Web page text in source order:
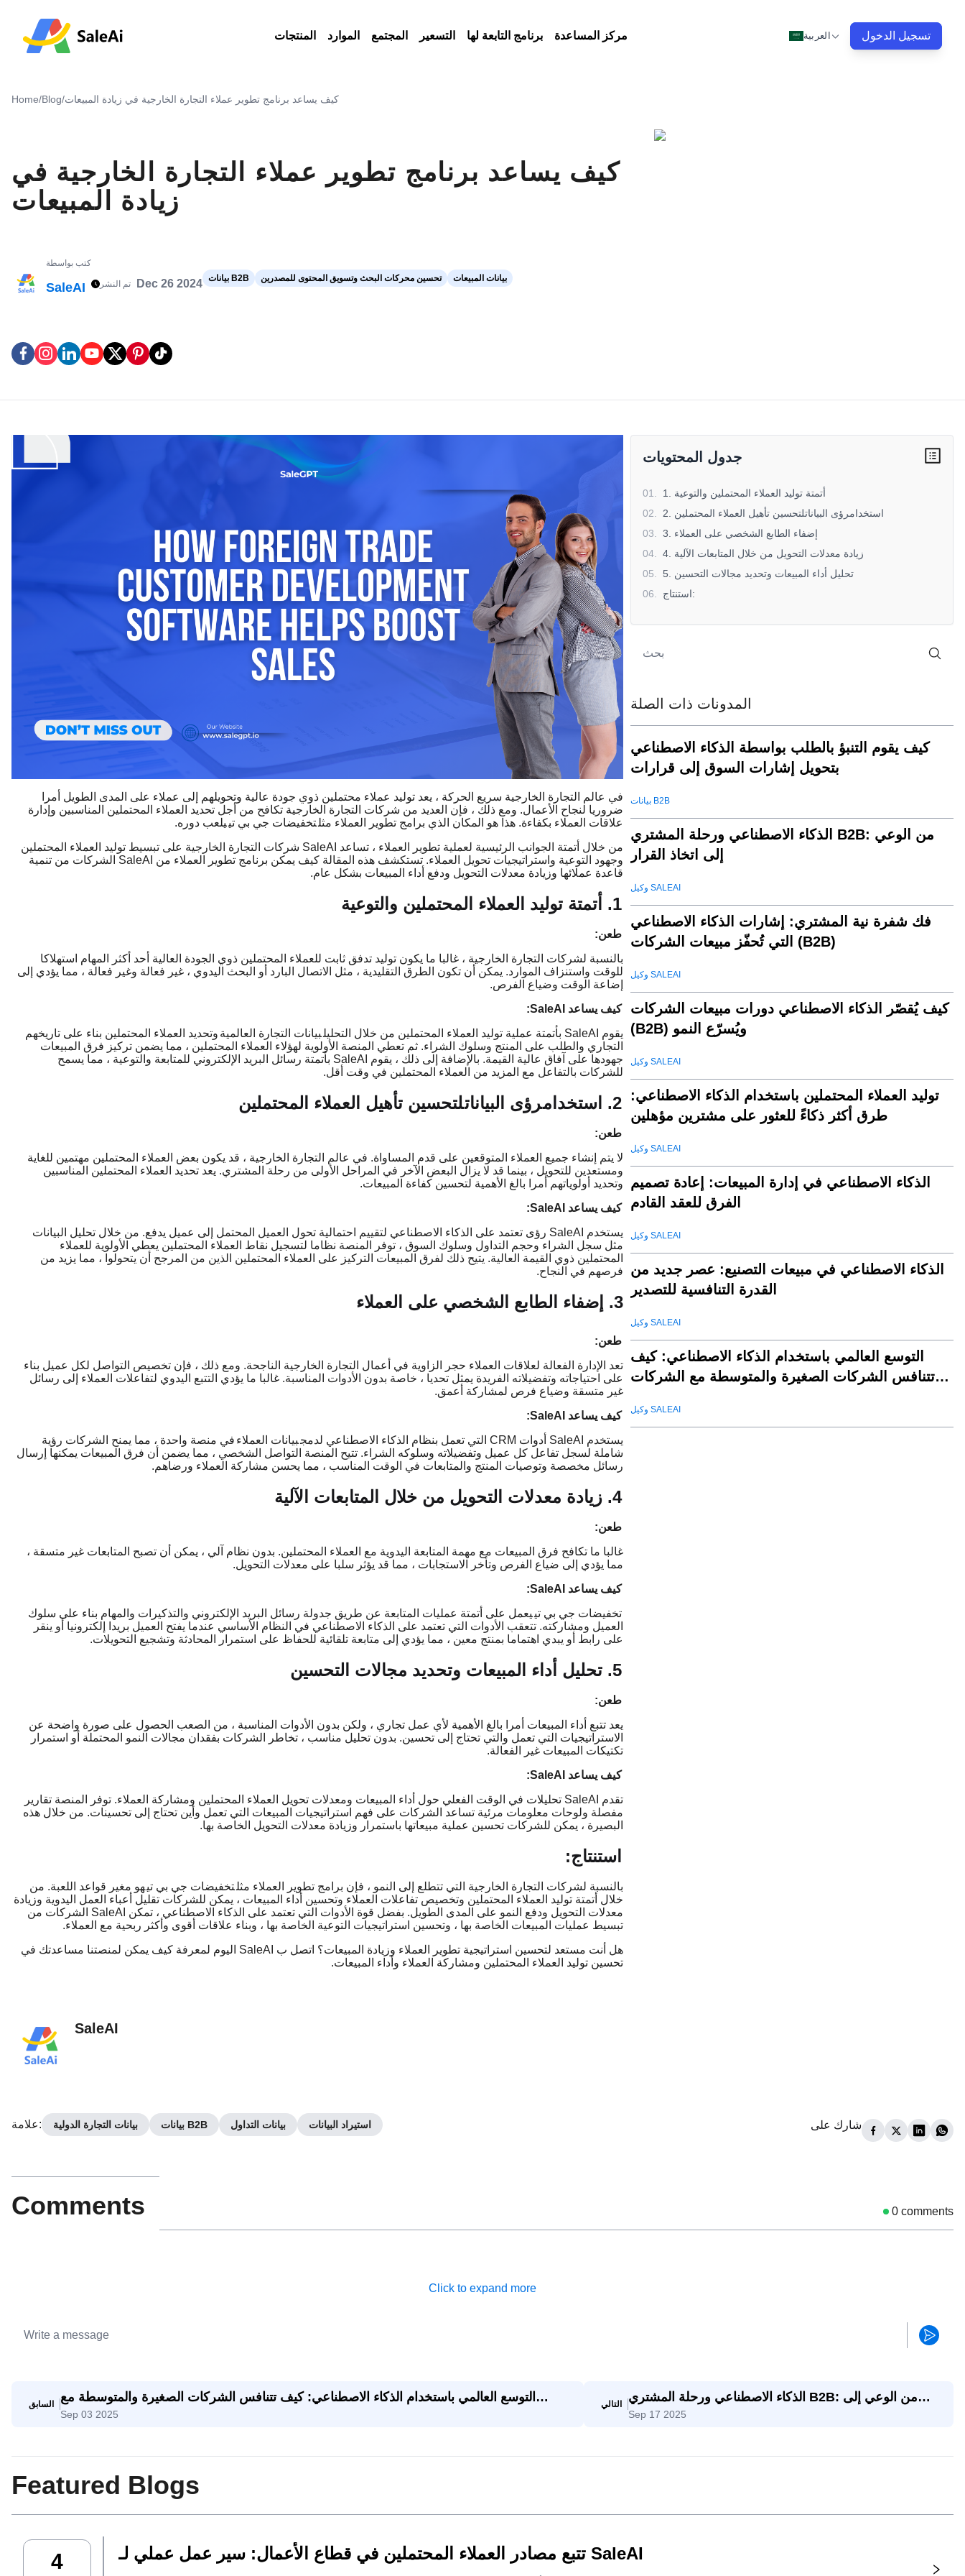
المنتجات الموارد المجتمع التسعير برنامج التابعة لها مركز المساعدة العربية تسجيل الدخول
Home/Blog/كيف يساعد برنامج تطوير عملاء التجارة الخارجية في زيادة المبيعات
كيف يساعد برنامج تطوير عملاء التجارة الخارجية في
زيادة المبيعات
كتب بواسطة
SaleAI تم النشر Dec 26 2024 بيانات B2B تحسين محركات البحث وتسويق المحتوى للمصدرين بيانات المبيعات
في عالم التجارة الخارجية سريع الحركة ، يعد توليد عملاء محتملين ذوي جودة عالية وتحويلهم إلى عملاء على المدى الطويل أمرا
ضروريا لنجاح الأعمال. ومع ذلك ، فإن العديد من شركات التجارة الخارجية تكافح من أجل تحديد العملاء المحتملين المناسبين وإدارة
علاقات العملاء بكفاءة. هذا هو المكان الذي برامج تطوير العملاء مثلتخفيضات جي بي تييلعب دوره.
من خلال أتمتة الجوانب الرئيسية لعملية تطوير العملاء ، تساعد SaleAI شركات التجارة الخارجية على تبسيط توليد العملاء المحتملين
وجهود التوعية واستراتيجيات تحويل العملاء. تستكشف هذه المقالة كيف يمكن برنامج تطوير العملاء من SaleAI الشركات من تنمية
قاعدة عملائها وزيادة معدلات التحويل ودفع أداء المبيعات بشكل عام.
1. أتمتة توليد العملاء المحتملين والتوعية
طعن:
بالنسبة لشركات التجارة الخارجية ، غالبا ما يكون توليد تدفق ثابت للعملاء المحتملين ذوي الجودة العالية أحد أكثر المهام استهلاكا
للوقت واستنزاف الموارد. يمكن أن تكون الطرق التقليدية ، مثل الاتصال البارد أو البحث اليدوي ، غير فعالة وغير فعالة ، مما يؤدي إلى
إضاعة الوقت وضياع الفرص.
كيف يساعد SaleAI:
يقوم SaleAI بأتمتة عملية توليد العملاء المحتملين من خلال التحليل
بيانات التجارة العالمية وتحديد العملاء المحتملين بناء على تاريخهم
التجاري والطلب على المنتج وسلوك الشراء. ثم تعطي المنصة الأولوية لهؤلاء العملاء المحتملين ، مما يضمن تركيز فرق المبيعات
جهودها على آفاق عالية القيمة. بالإضافة إلى ذلك ، يقوم SaleAI بأتمتة رسائل البريد الإلكتروني للمتابعة والتوعية ، مما يسمح
للشركات بالتفاعل مع المزيد من العملاء المحتملين في وقت أقل.
2. استخدام رؤى البياناتلتحسين تأهيل العملاء المحتملين
طعن:
لا يتم إنشاء جميع العملاء المتوقعين على قدم المساواة. في عالم التجارة الخارجية ، قد يكون بعض العملاء المحتملين مهتمين للغاية
ومستعدين للتحويل ، بينما قد لا يزال البعض الآخر في المراحل الأولى من رحلة المشتري. يعد تحديد العملاء المحتملين المناسبين
وتحديد أولوياتهم أمرا بالغ الأهمية لتحسين كفاءة المبيعات.
كيف يساعد SaleAI:
يستخدم SaleAI رؤى تعتمد على الذكاء الاصطناعي لتقييم احتمالية تحول العميل المحتمل إلى عميل يدفع. من خلال تحليل البيانات
مثل سجل الشراء وحجم التداول وسلوك السوق ، توفر المنصة نظاما لتسجيل نقاط العملاء المحتملين يعطي الأولوية للعملاء
المحتملين ذوي القيمة العالية. يتيح ذلك لفرق المبيعات التركيز على العملاء المحتملين الذين من المرجح أن يتحولوا ، مما يزيد من
فرصهم في النجاح.
3. إضفاء الطابع الشخصي على العملاء
طعن:
تعد الإدارة الفعالة لعلاقات العملاء حجر الزاوية في أعمال التجارة الخارجية الناجحة. ومع ذلك ، فإن تخصيص التواصل لكل عميل بناء
على احتياجاته وتفضيلاته الفريدة يمثل تحديا ، خاصة بدون الأدوات المناسبة. غالبا ما يؤدي التتبع اليدوي لتفاعلات العملاء إلى رسائل
غير متسقة وضياع فرص لمشاركة أعمق.
كيف يساعد SaleAI:
يستخدم SaleAI أدوات CRM التي تعمل بنظام الذكاء الاصطناعي لدمج
بيانات العملاء في منصة واحدة ، مما يمنح الشركات رؤية
شاملة لسجل تفاعل كل عميل وتفضيلاته وسلوكه الشراء. تتيح المنصة التواصل الشخصي ، مما يضمن أن فرق المبيعات يمكنها إرسال
رسائل مخصصة وتوصيات المنتج والمتابعات في الوقت المناسب ، مما يحسن مشاركة العملاء ورضاهم.
4. زيادة معدلات التحويل من خلال المتابعات الآلية
طعن:
غالبا ما تكافح فرق المبيعات مع مهمة المتابعة اليدوية مع العملاء المحتملين. بدون نظام آلي ، يمكن أن تصبح المتابعات غير متسقة ،
مما يؤدي إلى ضياع الفرص وتأخر الاستجابات ، مما قد يؤثر سلبا على معدلات التحويل.
كيف يساعد SaleAI:
تخفيضات جي بي تييعمل على أتمتة عمليات المتابعة عن طريق جدولة رسائل البريد الإلكتروني والتذكيرات والمهام بناء على سلوك
العميل ومشاركته. تتعقب الأدوات التي تعتمد على الذكاء الاصطناعي في النظام الأساسي عندما يفتح العميل بريدا إلكترونيا أو ينقر
على رابط أو يبدي اهتماما بمنتج معين ، مما يؤدي إلى متابعة تلقائية للحفاظ على استمرار المحادثة وتشجيع التحويلات.
5. تحليل أداء المبيعات وتحديد مجالات التحسين
طعن:
يعد تتبع أداء المبيعات أمرا بالغ الأهمية لأي عمل تجاري ، ولكن بدون الأدوات المناسبة ، من الصعب الحصول على صورة واضحة عن
الاستراتيجيات التي تعمل والتي تحتاج إلى تحسين. بدون تحليل مناسب ، تخاطر الشركات بفقدان مجالات النمو المحتملة أو استمرار
تكتيكات المبيعات غير الفعالة.
كيف يساعد SaleAI:
تقدم SaleAI تحليلات في الوقت الفعلي حول أداء المبيعات ومعدلات تحويل العملاء المحتملين ومشاركة العملاء. توفر المنصة تقارير
مفصلة ولوحات معلومات مرئية تساعد الشركات على فهم استراتيجيات المبيعات التي تعمل وأين تحتاج إلى تحسينات. من خلال هذه
البصيرة ، يمكن للشركات تحسين عملية مبيعاتها باستمرار وزيادة معدلات التحويل الخاصة بها.
استنتاج:
بالنسبة لشركات التجارة الخارجية التي تتطلع إلى النمو ، فإن برامج تطوير العملاء مثلتخفيضات جي بي تيهو مغير قواعد اللعبة. من
خلال أتمتة توليد العملاء المحتملين وتخصيص تفاعلات العملاء وتحسين أداء المبيعات ، يمكن للشركات تقليل أعباء العمل اليدوية وزيادة
معدلات التحويل ودفع النمو على المدى الطويل. بفضل قوة الأدوات التي تعتمد على الذكاء الاصطناعي ، تمكن SaleAI الشركات من
تبسيط عمليات المبيعات الخاصة بها ، وتحسين استراتيجيات التوعية الخاصة بها ، وبناء علاقات أقوى وأكثر ربحية مع العملاء.
هل أنت مستعد لتحسين استراتيجية تطوير العملاء وزيادة المبيعات؟ اتصل ب SaleAI اليوم لمعرفة كيف يمكن لمنصتنا مساعدتك في
تحسين توليد العملاء المحتملين ومشاركة العملاء وأداء المبيعات.
جدول المحتويات
01
1. أتمتة توليد العملاء المحتملين والتوعية
02
2. استخدامرؤى البياناتلتحسين تأهيل العملاء المحتملين
03
3. إضفاء الطابع الشخصي على العملاء
04
4. زيادة معدلات التحويل من خلال المتابعات الآلية
05
5. تحليل أداء المبيعات وتحديد مجالات التحسين
06
استنتاج:
المدونات ذات الصلة
كيف يقوم التنبؤ بالطلب بواسطة الذكاء الاصطناعي
بتحويل إشارات السوق إلى قرارات
بيانات B2B
الذكاء الاصطناعي ورحلة المشتري B2B: من الوعي
إلى اتخاذ القرار
وكيل SALEAI
فك شفرة نية المشتري: إشارات الذكاء الاصطناعي
التي تُحفّز مبيعات الشركات (B2B)
وكيل SALEAI
كيف يُقصّر الذكاء الاصطناعي دورات مبيعات الشركات
(B2B) ويُسرّع النمو
وكيل SALEAI
توليد العملاء المحتملين باستخدام الذكاء الاصطناعي:
طرق أكثر ذكاءً للعثور على مشترين مؤهلين
وكيل SALEAI
الذكاء الاصطناعي في إدارة المبيعات: إعادة تصميم
الفرق للعقد القادم
وكيل SALEAI
الذكاء الاصطناعي في مبيعات التصنيع: عصر جديد من
القدرة التنافسية للتصدير
وكيل SALEAI
التوسع العالمي باستخدام الذكاء الاصطناعي: كيف
تتنافس الشركات الصغيرة والمتوسطة مع الشركات
وكيل SALEAI
SaleAI
علامة: بيانات التجارة الدولية بيانات B2B بيانات التداول استيراد البيانات شارك على
Comments 0 comments
Click to expand more
السابق
التوسع العالمي باستخدام الذكاء الاصطناعي: كيف تتنافس الشركات الصغيرة والمتوسطة مع
الشركات العملاقة
Sep 03 2025
التالي
الذكاء الاصطناعي ورحلة المشتري B2B: من الوعي إلى
اتخاذ القرار
Sep 17 2025
Featured Blogs
4 تتبع مصادر العملاء المحتملين في قطاع الأعمال: سير عمل عملي لـ SaleAI